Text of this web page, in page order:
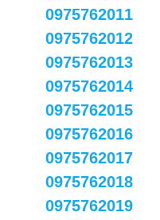
0975762011
0975762012
0975762013
0975762014
0975762015
0975762016
0975762017
0975762018
0975762019